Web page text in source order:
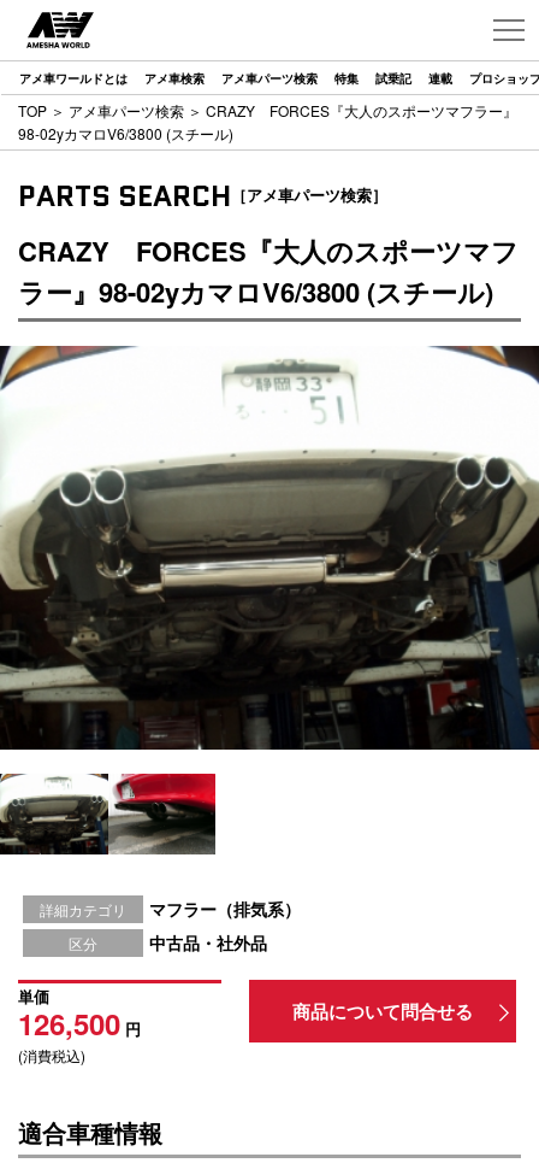
アメ車ワールドとは アメ車検索 アメ車パーツ検索 特集 試乗記 連載 プロショッ
TOP ＞ アメ車パーツ検索 ＞ CRAZY FORCES『大人のスポーツマフラー』
98-02yカマロV6/3800 (スチール)
PARTS SEARCH ［アメ車パーツ検索］
CRAZY FORCES『大人のスポーツマフ
ラー』98-02yカマロV6/3800 (スチール)
詳細カテゴリ マフラー（排気系）
区分 中古品・社外品
単価
126,500 円
(消費税込)
商品について問合せる
適合車種情報